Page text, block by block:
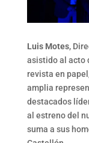
Luis Motes,
asistido al acto
revista en
amplia
destacados
al estreno del
suma a sus